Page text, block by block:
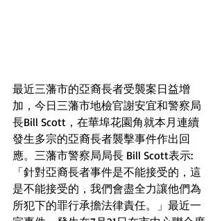
最近三藩市的亞裔長者受襲案日益增
加，今日三藩市地檢官謝安宜和警察局
長Bill Scott，在華埠花園角就本月連續
發生多宗的亞裔長者襲擊事件作出回
應。三藩市警察局局長 Bill Scott表示:
「針對亞裔長者事件是不能接受的，這
是不能接受的，我們會盡全力讓他們為
所犯下的罪行承擔法律責任。」最近一